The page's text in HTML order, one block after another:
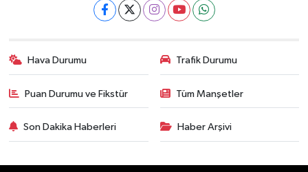
Hava Durumu Trafik Durumu
Puan Durumu ve Fikstür Tüm Manşetler
Son Dakika Haberleri Haber Arşivi